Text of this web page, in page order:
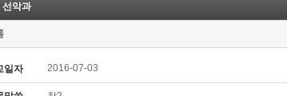
린도전서12) 고전7:23-40 ...
린도전서10) 고전6:1~11 ...
선악과
일자 2016-07-03